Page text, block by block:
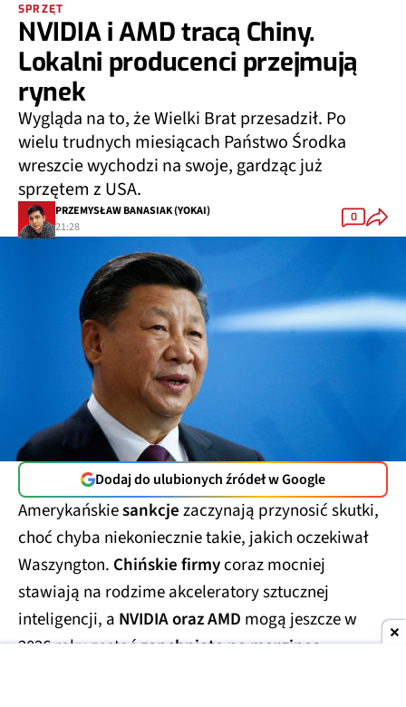
SPRZĘT
NVIDIA i AMD tracą Chiny.
Lokalni producenci przejmują
rynek
Wygląda na to, że Wielki Brat przesadził. Po
wielu trudnych miesiącach Państwo Środka
wreszcie wychodzi na swoje, gardząc już
sprzętem z USA.
PRZEMYSŁAW BANASIAK (YOKAI)
21:28
0
Dodaj do ulubionych źródeł w Google
Amerykańskiesankcjezaczynają przynosić skutki,
choć chyba niekoniecznie takie, jakich oczekiwał
Waszyngton. Chińskie firmycoraz mocniej
stawiają na rodzime akceleratory sztucznej
inteligencji, a NVIDIA oraz AMD mogą jeszcze w
2026 roku zostaćzepchnięte na margines